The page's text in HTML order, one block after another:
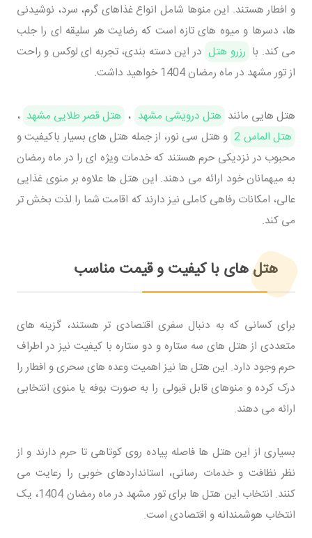
و افطار هستند. این منوها شامل انواع غذاهای گرم، سرد، نوشیدنی
ها، دسرها و میوه های تازه است که رضایت هر سلیقه ای را جلب
می کند. با رزرو هتل در این دسته بندی، تجربه ای لوکس و راحت
از تور مشهد در ماه رمضان 1404 خواهید داشت.
هتل هایی مانند هتل درویشی مشهد ، هتل قصر طلایی مشهد ،
هتل الماس 2
و هتل سی نور، از جمله هتل های بسیار باکیفیت و
محبوب در نزدیکی حرم هستند که خدمات ویژه ای را در ماه رمضان
به میهمانان خود ارائه می دهند. این هتل ها علاوه بر منوی غذایی
عالی، امکانات رفاهی کاملی نیز دارند که اقامت شما را لذت بخش تر
می کند.
هتل های با کیفیت و قیمت مناسب
برای کسانی که به دنبال سفری اقتصادی تر هستند، گزینه های
متعددی از هتل های سه ستاره و دو ستاره با کیفیت نیز در اطراف
حرم وجود دارد. این هتل ها نیز اهمیت وعده های سحری و افطار را
درک کرده و منوهای قابل قبولی را به صورت بوفه یا منوی انتخابی
ارائه می دهند.
بسیاری از این هتل ها فاصله پیاده روی کوتاهی تا حرم دارند و از
نظر نظافت و خدمات رسانی، استانداردهای خوبی را رعایت می
کنند. انتخاب این هتل ها برای تور مشهد در ماه رمضان 1404، یک
انتخاب هوشمندانه و اقتصادی است.